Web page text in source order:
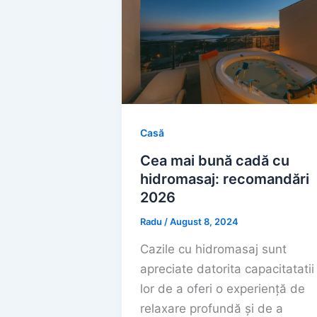
Casă
Cea mai bună cadă cu
hidromasaj: recomandări
2026
Radu /August 8, 2024
Cazile cu hidromasaj sunt
apreciate datorita capacitatatii
lor de a oferi o experiență de
relaxare profundă și de a